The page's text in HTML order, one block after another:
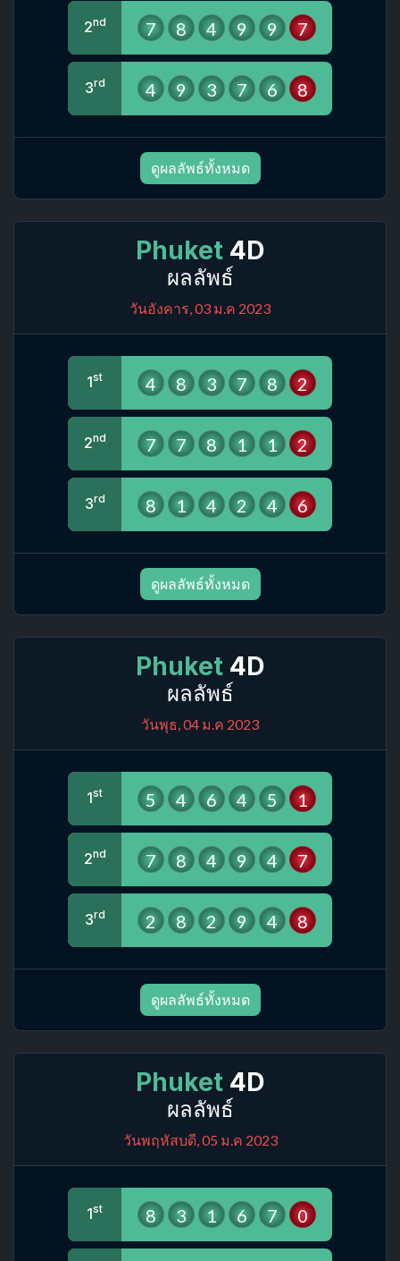
2nd 7 8 4 9 9 7
3rd 4 9 3 7 6 8
ดูผลลัพธ์ทั้งหมด
Phuket 4D
ผลลัพธ์
วันอังคาร, 03 ม.ค 2023
1st 4 8 3 7 8 2
2nd 7 7 8 1 1 2
3rd 8 1 4 2 4 6
ดูผลลัพธ์ทั้งหมด
Phuket 4D
ผลลัพธ์
วันพุธ, 04 ม.ค 2023
1st 5 4 6 4 5 1
2nd 7 8 4 9 4 7
3rd 2 8 2 9 4 8
ดูผลลัพธ์ทั้งหมด
Phuket 4D
ผลลัพธ์
วันพฤหัสบดี, 05 ม.ค 2023
1st 8 3 1 6 7 0